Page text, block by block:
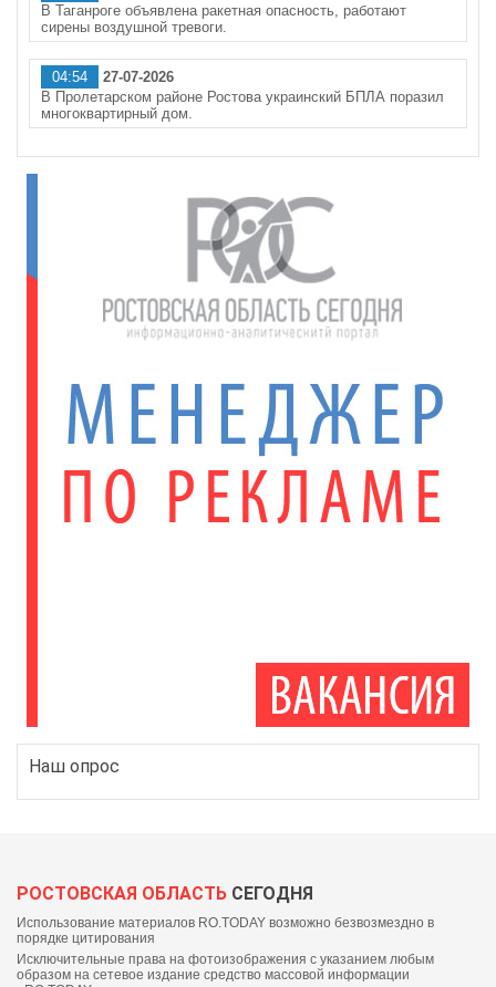
В Таганроге объявлена ракетная опасность, работают
сирены воздушной тревоги.
04:54
27-07-2026
В Пролетарском районе Ростова украинский БПЛА поразил
многоквартирный дом.
Наш опрос
РОСТОВСКАЯ ОБЛАСТЬ СЕГОДНЯ
Использование материалов RO.TODAY возможно безвозмездно в
порядке цитирования
Исключительные права на фотоизображения с указанием любым
образом на сетевое издание средство массовой информации